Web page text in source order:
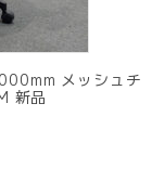
メッシュチ
新品